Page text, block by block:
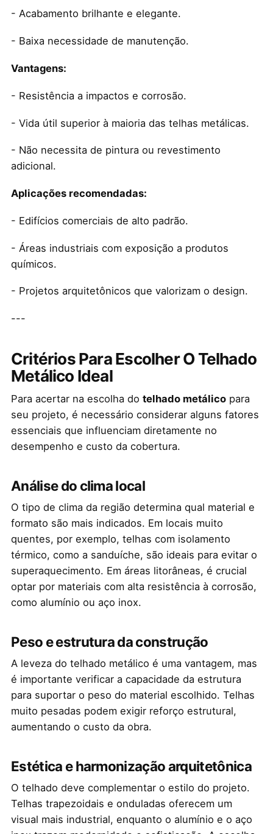
- Acabamento brilhante e elegante.
- Baixa necessidade de manutenção.
Vantagens:
- Resistência a impactos e corrosão.
- Vida útil superior à maioria das telhas metálicas.
- Não necessita de pintura ou revestimento
adicional.
Aplicações recomendadas:
- Edifícios comerciais de alto padrão.
- Áreas industriais com exposição a produtos
químicos.
- Projetos arquitetônicos que valorizam o design.
---
Critérios Para Escolher O Telhado
Metálico Ideal
Para acertar na escolha do telhado metálicopara
seu projeto, é necessário considerar alguns fatores
essenciais que influenciam diretamente no
desempenho e custo da cobertura.
Análise do clima local
O tipo de clima da região determina qual material e
formato são mais indicados. Em locais muito
quentes, por exemplo, telhas com isolamento
térmico, como a sanduíche, são ideais para evitar o
superaquecimento. Em áreas litorâneas, é crucial
optar por materiais com alta resistência à corrosão,
como alumínio ou aço inox.
Peso e estrutura da construção
A leveza do telhado metálico é uma vantagem, mas
é importante verificar a capacidade da estrutura
para suportar o peso do material escolhido. Telhas
muito pesadas podem exigir reforço estrutural,
aumentando o custo da obra.
Estética e harmonização arquitetônica
O telhado deve complementar o estilo do projeto.
Telhas trapezoidais e onduladas oferecem um
visual mais industrial, enquanto o alumínio e o aço